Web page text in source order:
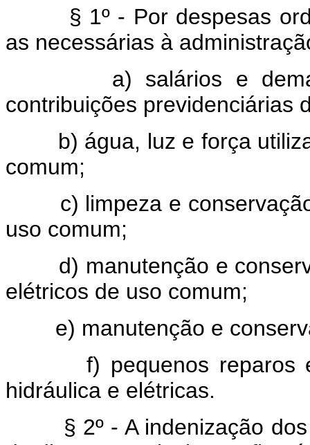
§ 1º - Por despesas
as necessárias à
a) salários e demais
contribuições previdenciárias
b) água, luz e força
comum;
c) limpeza e conservação
uso comum;
d) manutenção e
elétricos de uso comum;
e) manutenção e
f) pequenos reparos em
hidráulica e elétricas.
§ 2º - A indenização dos